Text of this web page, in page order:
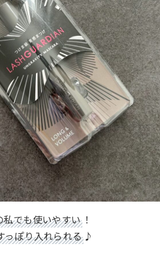
私でも使いやすい！
っぽり入れられる♪